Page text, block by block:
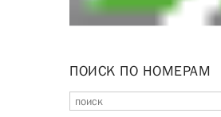
ПОИСК ПО НОМЕРАМ